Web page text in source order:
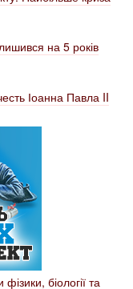
на 5 років
Іоанна Павла II
біології та